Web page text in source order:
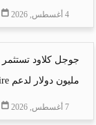
4 أغسطس, 2026
مليون دولار لدعم Mire...
7 أغسطس, 2026